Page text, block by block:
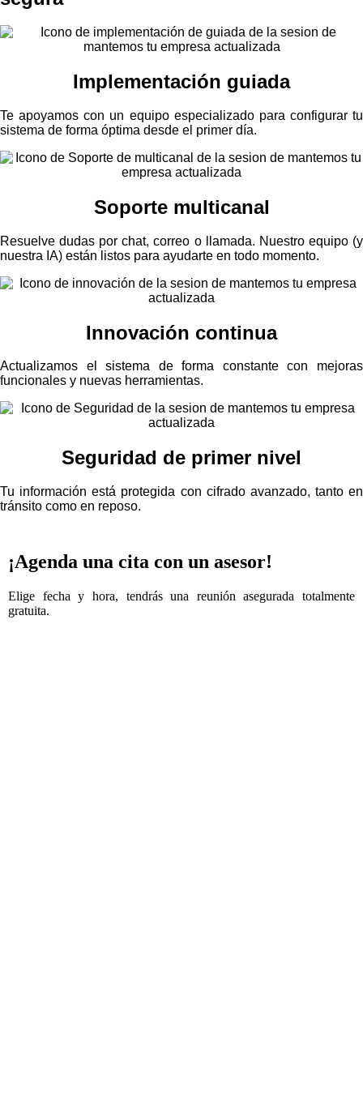
Implementación guiada
Te apoyamos con un equipo especializado para configurar tu
sistema de forma óptima desde el primer día.
Soporte multicanal
Resuelve dudas por chat, correo o llamada. Nuestro equipo (y
nuestra IA) están listos para ayudarte en todo momento.
Innovación continua
Actualizamos el sistema de forma constante con mejoras
funcionales y nuevas herramientas.
Seguridad de primer nivel
Tu información está protegida con cifrado avanzado, tanto en
tránsito como en reposo.
¡Agenda una cita con un asesor!
Elige fecha y hora, tendrás una reunión asegurada totalmente
gratuita.